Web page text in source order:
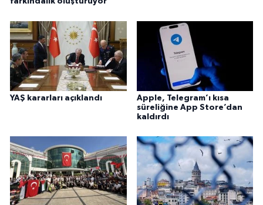
YAŞ kararları açıklandı
Apple, Telegram’ı kısa
süreliğine App Store’dan
kaldırdı
Kars Müftülüğü
Kastamonu Müftülüğü
Kilis Müftülüğü
Kırıkkale Müftülüğü
Kırklareli Müftülüğü